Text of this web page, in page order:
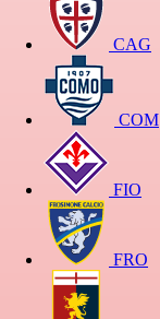
CAG
COM
FIO
FRO